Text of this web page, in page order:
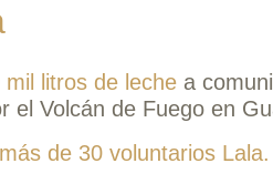
litros de leche a
el Volcán de Fuego en
más de 30 voluntarios Lala.